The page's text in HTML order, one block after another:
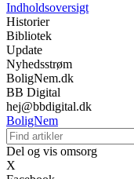
Indholdsoversigt
Historier
Bibliotek
Update
Nyhedsstrøm
BoligNem.dk
BB Digital
hej@bbdigital.dk
BoligNem
Del og vis omsorg
X